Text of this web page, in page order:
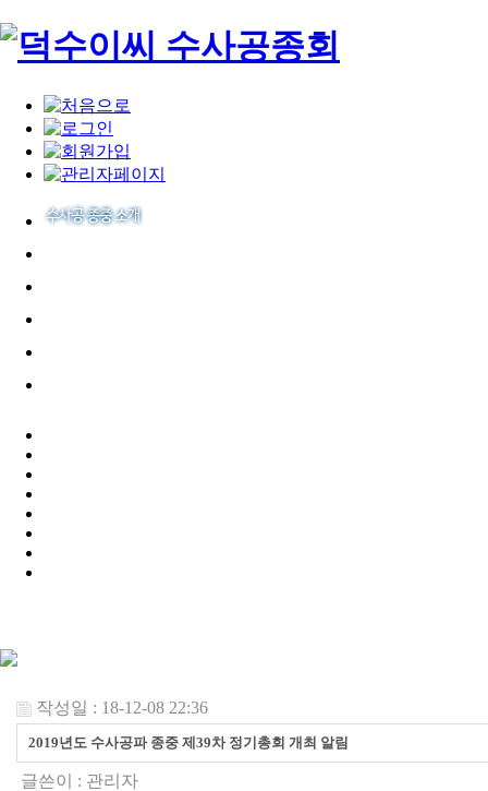
작성일 : 18-12-08 22:36
2019년도 수사공파 종중 제39차 정기총회 개최 알림
글쓴이 : 관리자